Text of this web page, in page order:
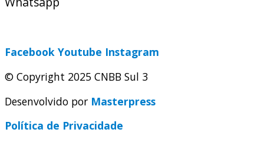
Facebook Youtube Instagram
© Copyright 2025 CNBB Sul 3
Desenvolvido por Masterpress
Política de Privacidade